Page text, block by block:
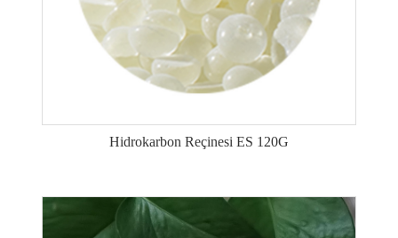
Hidrokarbon Reçinesi ES 120G